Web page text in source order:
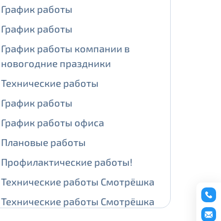
График работы
График работы
График работы компании в
новогодние праздники
Технические работы
График работы
График работы офиса
Плановые работы
Профилактические работы!
Технические работы Смотрёшка
Технические работы Смотрёшка
обработки персональных
обработки персональных
выделение публичного IP
IP адрес -
реквизитов.
услуги.
в течение трех календарных